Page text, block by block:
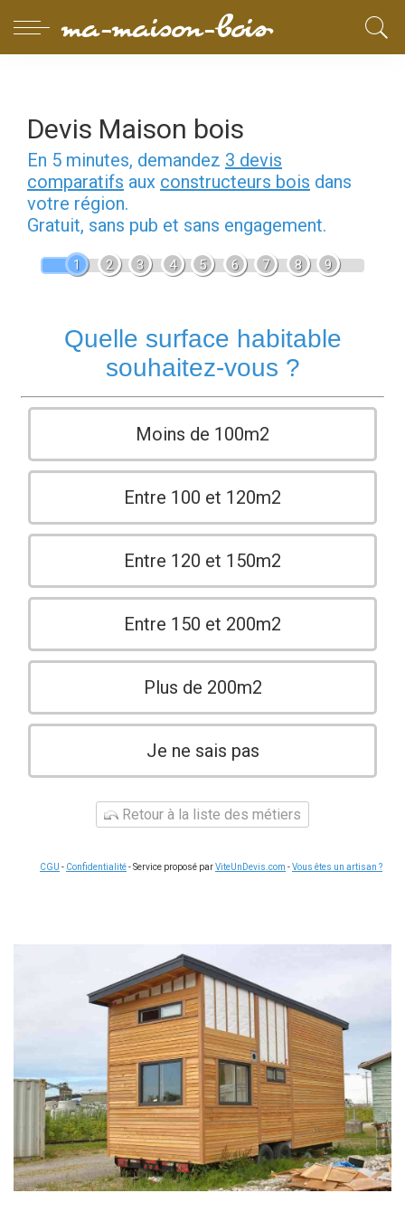
Devis Maison bois
En 5 minutes, demandez 3 devis
comparatifs aux constructeurs bois dans
votre région.
Gratuit, sans pub et sans engagement.
1 2 3 4 5 6 7 8 9
Quelle surface habitable
souhaitez-vous ?
Moins de 100m2
Entre 100 et 120m2
Entre 120 et 150m2
Entre 150 et 200m2
Plus de 200m2
Je ne sais pas
Retour à la liste des métiers
CGU - Confidentialité- Service proposé parViteUnDevis.com -Vous êtes un artisan ?